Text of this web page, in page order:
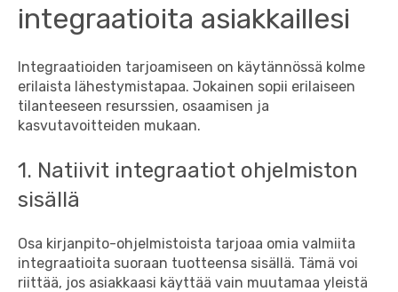
integraatioita asiakkaillesi
Integraatioiden tarjoamiseen on käytännössä kolme
erilaista lähestymistapaa. Jokainen sopii erilaiseen
tilanteeseen resurssien, osaamisen ja
kasvutavoitteiden mukaan.
1. Natiivit integraatiot ohjelmiston
sisällä
Osa kirjanpito-ohjelmistoista tarjoaa omia valmiita
integraatioita suoraan tuotteensa sisällä. Tämä voi
riittää, jos asiakkaasi käyttää vain muutamaa yleistä